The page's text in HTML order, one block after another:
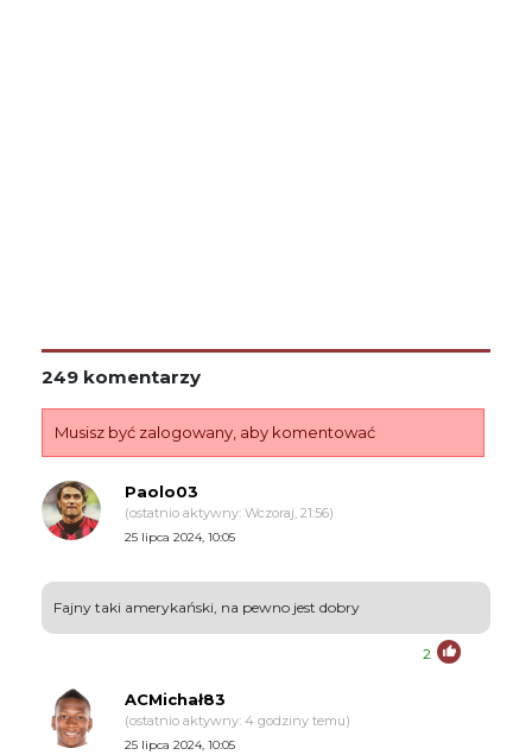
249 komentarzy
Musisz być zalogowany, aby komentować
Paolo03
(ostatnio aktywny: Wczoraj, 21:56)
25 lipca 2024, 10:05
Fajny taki amerykański, na pewno jest dobry
2
ACMichał83
(ostatnio aktywny: 4 godziny temu)
25 lipca 2024, 10:05